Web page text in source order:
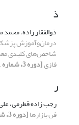
ذ
ذوالفقار زاده،
درمان‌و‌آموزش پزشکی
شاخص‌های کلیدی
فازی[دوره 3، شماره 1، 1394، صفحه 51-74]
ر
رجب زاده قطرمی،
فن بازارها[دوره 3، شماره 4، 1394، صفحه 45-80]